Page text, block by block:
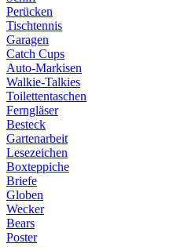
Perücken
Tischtennis
Garagen
Catch Cups
Auto-Markisen
Walkie-Talkies
Toilettentaschen
Ferngläser
Besteck
Gartenarbeit
Lesezeichen
Boxteppiche
Briefe
Globen
Wecker
Bears
Poster